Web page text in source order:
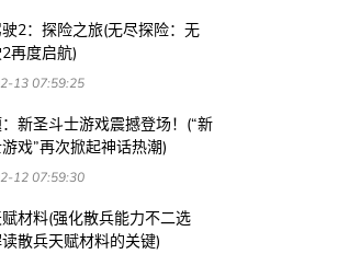
2：探险之旅(无尽探险：无
再度启航)
13 07:59:25
新圣斗士游戏震撼登场！(“新
戏”再次掀起神话热潮)
12 07:59:30
材料(强化散兵能力不二选
散兵天赋材料的关键)